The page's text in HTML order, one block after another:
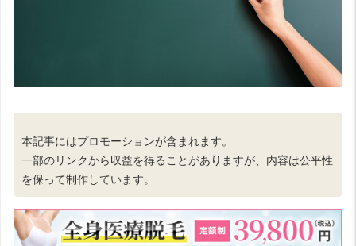
本記事にはプロモーションが含まれます。
一部のリンクから収益を得ることがありますが、内容は公平性
を保って制作しています。